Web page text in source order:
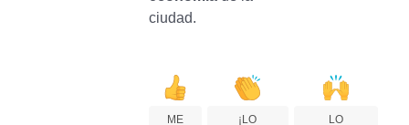
ciudad.
ME
¡LO
LO